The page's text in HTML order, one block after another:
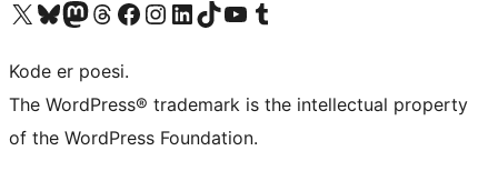
Besøg vores X (tidligere Twitter) konto
Besøg vores Bluesky-konto
Besøg vores Mastodon konto
Besøg vores Threads-konto
Besøg vores Facebook sideBesøg vores Instagram konto
Besøg vores LinkedIn konto
Besøg vores TikTok-konto
Besøg vores YouTube-kanalBesøg vores Tumblr-konto
Kode er poesi.
The WordPress® trademark is the intellectual property
of the WordPress Foundation.